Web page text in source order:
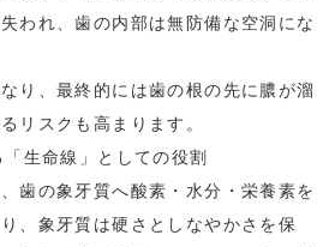
われ、歯の内部は無防備な空洞にな
り、最終的には歯の根の先に膿が溜
リスクも高まります。
生命線」としての役割
歯の象牙質へ酸素・水分・栄養素を
、象牙質は硬さとしなやかさを保